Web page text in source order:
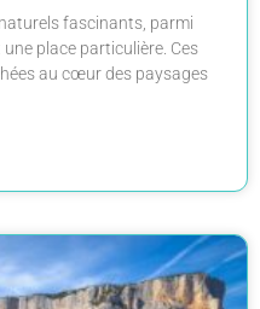
fascinants, parmi
place particulière. Ces
au cœur des paysages